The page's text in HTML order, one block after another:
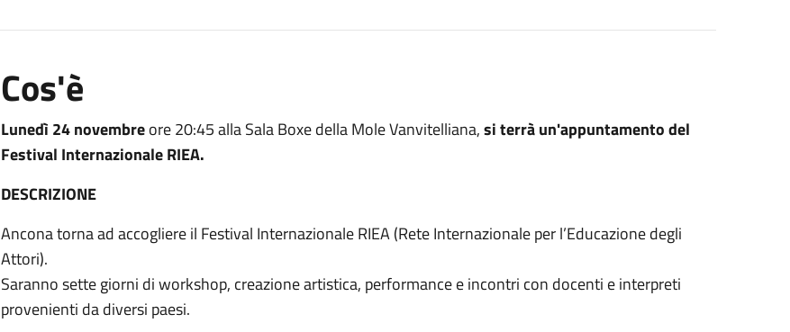
Cos'è
Lunedì 24 novembreore 20:45 alla Sala Boxe della Mole Vanvitelliana,si terrà un'appuntamento del
Festival Internazionale RIEA.
DESCRIZIONE
Ancona torna ad accogliere il Festival Internazionale RIEA (Rete Internazionale per l’Educazione degli
Attori).
Saranno sette giorni di workshop, creazione artistica, performance e incontri con docenti e interpreti
provenienti da diversi paesi.